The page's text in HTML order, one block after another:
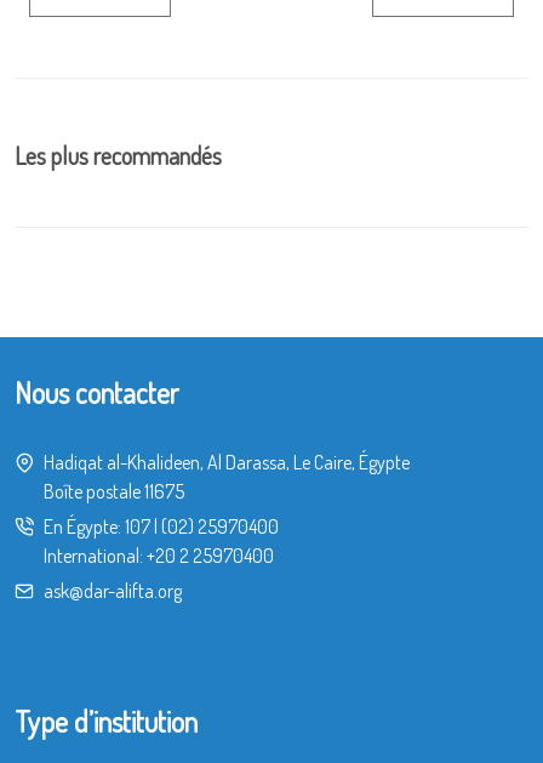
Les plus recommandés
Nous contacter
Hadiqat al-Khalideen, Al Darassa, Le Caire, Égypte
Boîte postale 11675
En Égypte: 107| (02) 25970400
International: +20 2 25970400
ask@dar-alifta.org
Type d’institution